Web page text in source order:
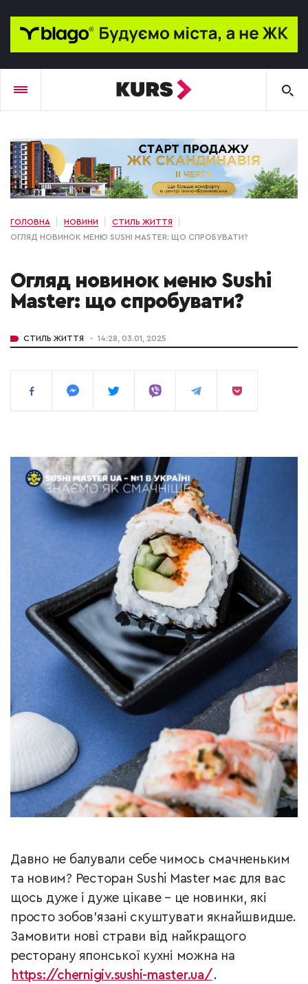
ГОЛОВНА НОВИНИ
СТИЛЬ ЖИТТЯ
ОГЛЯД НОВИНОК МЕНЮ SUSHI MASTER: ЩО СПРОБУВАТИ?
Огляд новинок меню Sushi
Master: що спробувати?
СТИЛЬ ЖИТТЯ 14:28, 03.01, 2025
Давно не балували себе чимось смачненьким
та новим? Ресторан Sushi Master має для вас
щось дуже і дуже цікаве – це новинки, які
просто зобов’язані скуштувати якнайшвидше.
Замовити нові страви від найкращого
ресторану японської кухні можна на
https://chernigiv.sushi-master.ua/ .